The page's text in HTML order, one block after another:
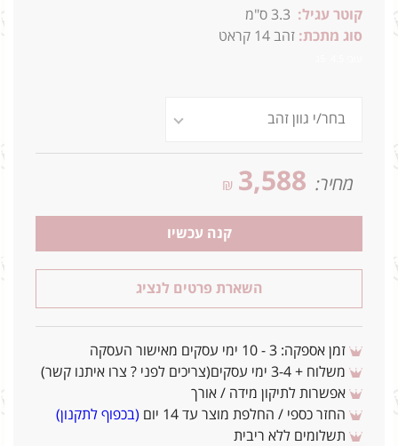
קוטר עגיל: 3.3 ס"מ
סוג מתכת: זהב 14 קראט
מחיר: 3,588
₪
קנה עכשיו
השארת פרטים לנציג
זמן אספקה: 3 - 10 ימי עסקים מאישור העסקה
משלוח + 3-4 ימי עסקים(צריכים לפני ? צרו איתנו קשר)
אפשרות לתיקון מידה / אורך
החזר כספי / החלפת מוצר עד 14 יום
(בכפוף לתקנון)
תשלומים ללא ריבית